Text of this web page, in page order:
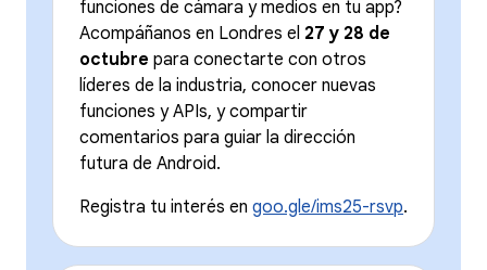
funciones de cámara y medios en tu app?
Acompáñanos en Londres el 27 y 28 de
octubre para conectarte con otros
líderes de la industria, conocer nuevas
funciones y APIs, y compartir
comentarios para guiar la dirección
futura de Android.
Registra tu interés en goo.gle/ims25-rsvp.